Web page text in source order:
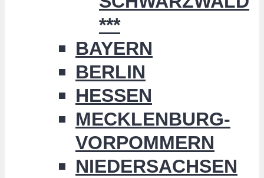
***
BAYERN
BERLIN
HESSEN
MECKLENBURG-
VORPOMMERN
NIEDERSACHSEN